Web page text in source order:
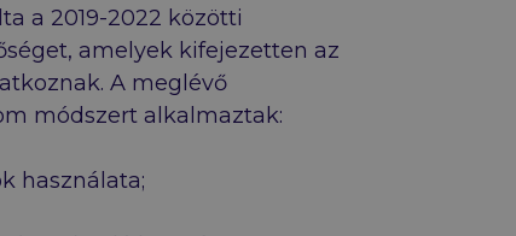
a 2019-2022 közötti
amelyek kifejezetten az
A meglévő
módszert alkalmaztak:
használata;